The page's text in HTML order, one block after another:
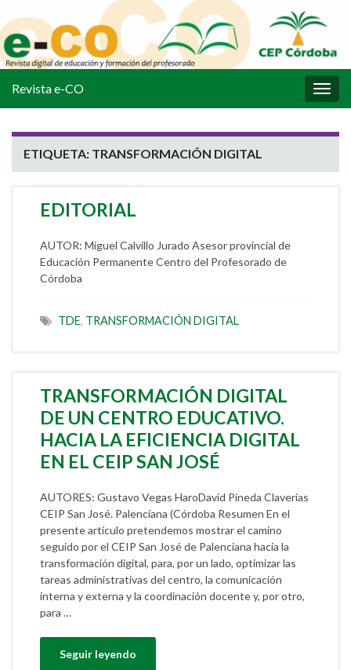
la
Revista e-CO
ETIQUETA: TRANSFORMACIÓN DIGITAL
EDITORIAL
AUTOR: Miguel Calvillo Jurado Asesor provincial de
Educación Permanente Centro del Profesorado de
Córdoba
TDE, TRANSFORMACIÓN DIGITAL
TRANSFORMACIÓN DIGITAL
DE UN CENTRO EDUCATIVO.
HACIA LA EFICIENCIA DIGITAL
EN EL CEIP SAN JOSÉ
AUTORES: Gustavo Vegas HaroDavid Pineda Claverías
CEIP San José. Palenciana (Córdoba Resumen En el
presente artículo pretendemos mostrar el camino
seguido por el CEIP San José de Palenciana hacia la
transformación digital, para, por un lado, optimizar las
tareas administrativas del centro, la comunicación
interna y externa y la coordinación docente y, por otro,
para …
Seguir leyendo